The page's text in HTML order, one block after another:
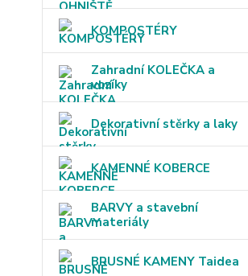
KOMPOSTÉRY
Zahradní KOLEČKA a
vozíky
Dekorativní stěrky a laky
KAMENNÉ KOBERCE
BARVY a stavební
materiály
BRUSNÉ KAMENY Taidea